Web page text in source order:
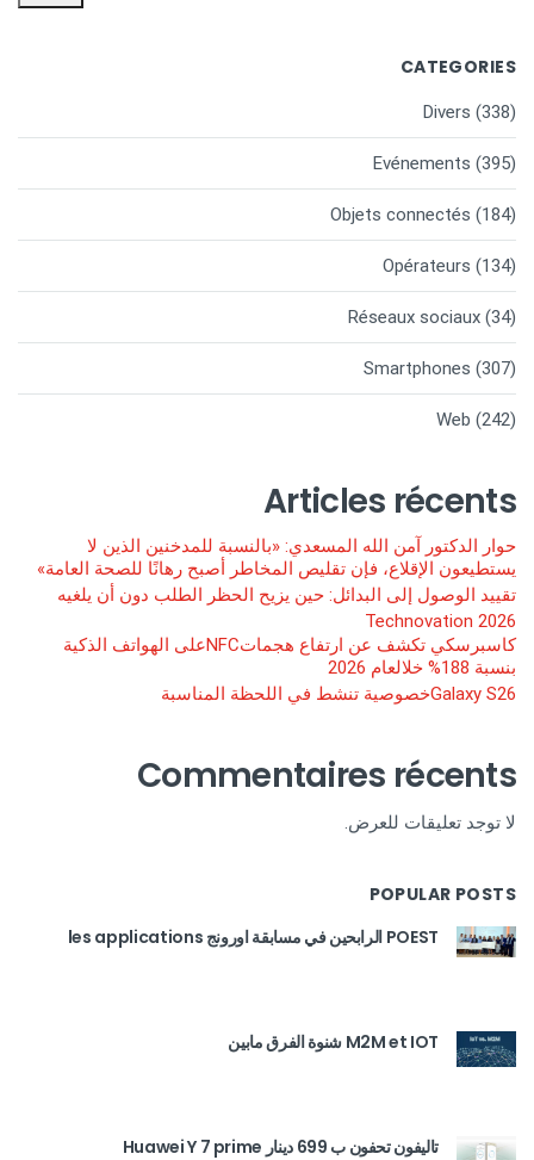
CATEGORIES
Divers (338)
Evénements (395)
Objets connectés (184)
Opérateurs (134)
Réseaux sociaux (34)
Smartphones (307)
Web (242)
Articles récents
حوار الدكتور آمن الله المسعدي: «بالنسبة للمدخنين الذين لا
يستطيعون الإقلاع، فإن تقليص المخاطر أصبح رهانًا للصحة العامة»
تقييد الوصول إلى البدائل: حين يزيح الحظر الطلب دون أن يلغيه
Technovation 2026
كاسبرسكي تكشف عن ارتفاع هجماتNFCعلى الهواتف الذكية
بنسبة 188% خلالعام 2026
Galaxy S26خصوصية تنشط في اللحظة المناسبة
Commentaires récents
لا توجد تعليقات للعرض.
POPULAR POSTS
POEST الرابحين في مسابقة اورونج les applications
M2M et IOT شنوة الفرق مابين
تاليفون تحفون ب 699 دينار Huawei Y 7 prime